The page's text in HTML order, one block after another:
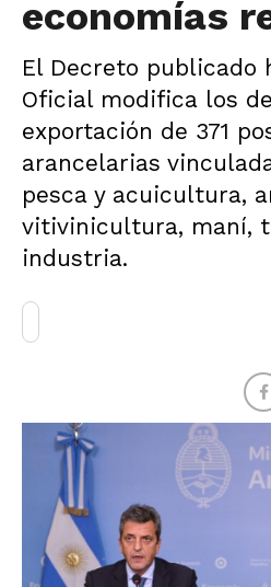
economías
El Decreto publicado
Oficial modifica los
exportación de 371
arancelarias
pesca y acuicultura,
vitivinicultura, maní,
industria.